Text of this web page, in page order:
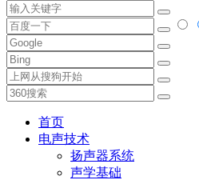
首页
电声技术
扬声器系统
声学基础